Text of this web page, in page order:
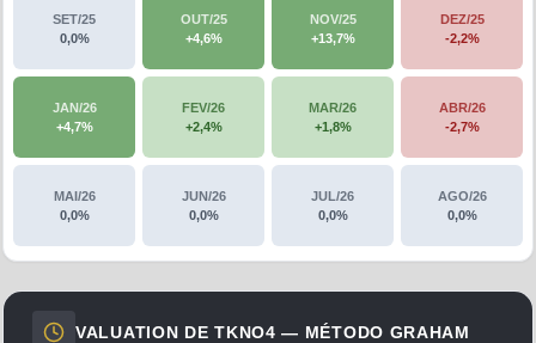
SET/25
0,0%
OUT/25
+4,6%
NOV/25
+13,7%
DEZ/25
-2,2%
JAN/26
+4,7%
FEV/26
+2,4%
MAR/26
+1,8%
ABR/26
-2,7%
MAI/26
0,0%
JUN/26
0,0%
JUL/26
0,0%
AGO/26
0,0%
VALUATION DETKNO4 — MÉTODO GRAHAM